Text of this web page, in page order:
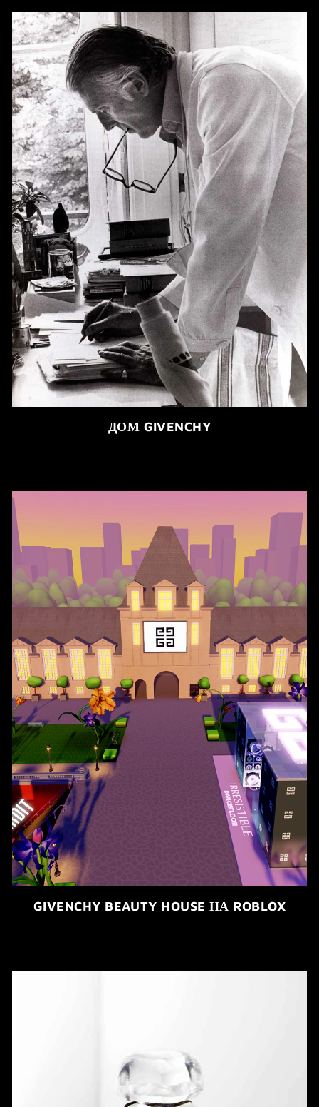
ДОМ GIVENCHY
GIVENCHY BEAUTY HOUSE НА ROBLOX